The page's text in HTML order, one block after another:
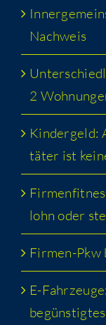
Nachweis
2
Kin­der­geld:
tä­ter ist
lohn oder
Fir­men-Pkw
E-